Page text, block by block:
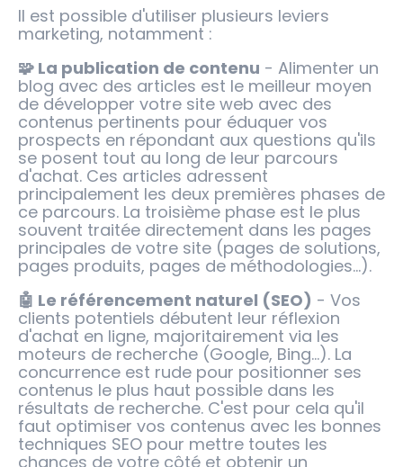
Il est possible d'utiliser plusieurs leviers
marketing, notamment :
🧩 La publication de contenu - Alimenter un
blog avec des articles est le meilleur moyen
de développer votre site web avec des
contenus pertinents pour éduquer vos
prospects en répondant aux questions qu'ils
se posent tout au long de leur parcours
d'achat. Ces articles adressent
principalement les deux premières phases de
ce parcours. La troisième phase est le plus
souvent traitée directement dans les pages
principales de votre site (pages de solutions,
pages produits, pages de méthodologies...).
🤖 Le référencement naturel (SEO) - Vos
clients potentiels débutent leur réflexion
d'achat en ligne, majoritairement via les
moteurs de recherche (Google, Bing...). La
concurrence est rude pour positionner ses
contenus le plus haut possible dans les
résultats de recherche. C'est pour cela qu'il
faut optimiser vos contenus avec les bonnes
techniques SEO pour mettre toutes les
chances de votre côté et obtenir un